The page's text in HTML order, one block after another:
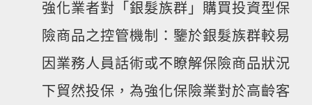
強化業者對「銀髮族群」購買投資型保
險商品之控管機制：鑒於銀髮族群較易
因業務人員話術或不瞭解保險商品狀況
下貿然投保，為強化保險業對於高齡客